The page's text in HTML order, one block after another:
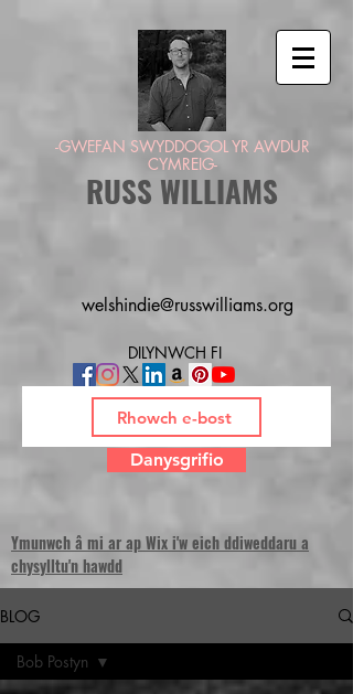
-GWEFAN SWYDDOGOL YR AWDUR
CYMREIG-
RUSS WILLIAMS
welshindie@russwilliams.org
DILYNWCH FI
Danysgrifio
Ymunwch â mi ar ap Wix i'w eich ddiweddaru a
chysylltu'n hawdd
BLOG
Bob Postyn